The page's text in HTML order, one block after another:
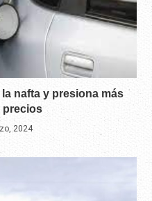
nafta y presiona más
precios
2024